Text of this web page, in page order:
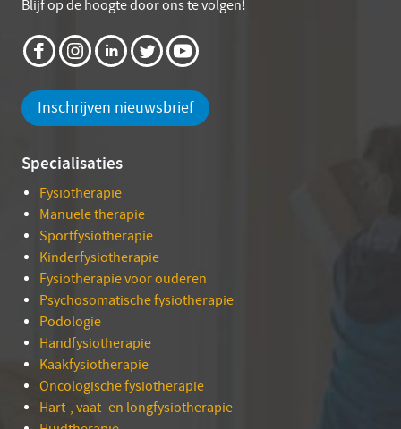
Blijf op de hoogte door ons te volgen!
Inschrijven nieuwsbrief
Specialisaties
Fysiotherapie
Manuele therapie
Sportfysiotherapie
Kinderfysiotherapie
Fysiotherapie voor ouderen
Psychosomatische fysiotherapie
Podologie
Handfysiotherapie
Kaakfysiotherapie
Oncologische fysiotherapie
Hart-, vaat- en longfysiotherapie